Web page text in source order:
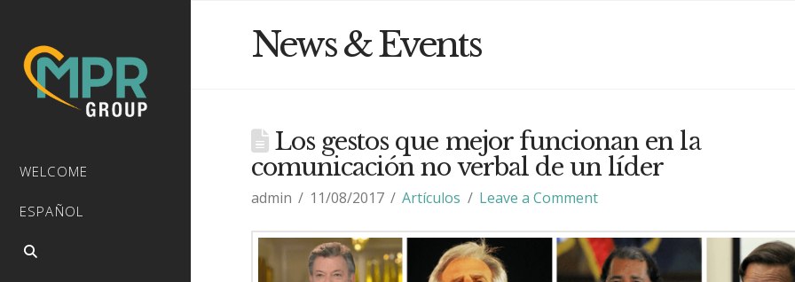
WELCOME
ESPAÑOL
News & Events
Los gestos que mejor funcionan en la
comunicación no verbal de un líder
admin 11/08/2017 Artículos Leave a Comment